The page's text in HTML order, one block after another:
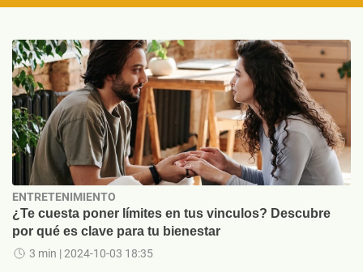
ENTRETENIMIENTO
¿Te cuesta poner límites en tus vinculos? Descubre
por qué es clave para tu bienestar
3 min | 2024-10-03 18:35